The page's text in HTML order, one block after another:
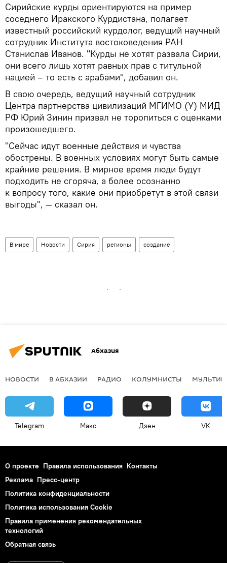
Сирийские курды ориентируются на пример
соседнего Иракского Курдистана, полагает
известный российский курдолог, ведущий научный
сотрудник Института востоковедения РАН
Станислав Иванов. "Курды не хотят развала Сирии,
они всего лишь хотят равных прав с титульной
нацией – то есть с арабами", добавил он.
В свою очередь, ведущий научный сотрудник
Центра партнерства цивилизаций МГИМО (У) МИД
РФ Юрий Зинин призвал не торопиться с оценками
произошедшего.
"Сейчас идут военные действия и чувства
обострены. В военных условиях могут быть самые
крайние решения. В мирное время люди будут
подходить не сгоряча, а более осознанно
к вопросу того, какие они приобретут в этой связи
выгоды", — сказал он.
В мире Новости Сирия регионы создание
Абхазия
НОВОСТИ В АБХАЗИИ РАДИО КОЛУМНИСТЫ
Telegram Макс Дзен VK
О проекте Правила использования Контакты
Реклама Пресс-центр
Политика конфиденциальности
Политика использования Cookie
Правила применения рекомендательных
технологий
Обратная связь